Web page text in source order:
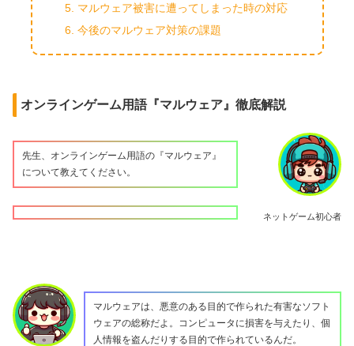
マルウェア被害に遭ってしまった時の対応
今後のマルウェア対策の課題
オンラインゲーム用語『マルウェア』徹底解説
ネットゲーム初心者
先生、オンラインゲーム用語の『マルウェア』
について教えてください。
マルウェアは、悪意のある目的で作られた有害なソフト
ウェアの総称だよ。コンピュータに損害を与えたり、個
人情報を盗んだりする目的で作られているんだ。